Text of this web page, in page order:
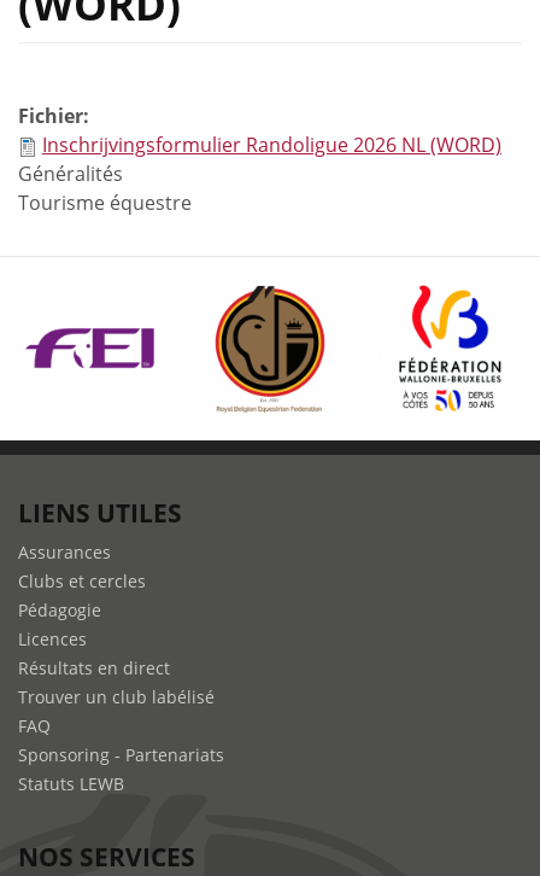
Fichier:
Inschrijvingsformulier Randoligue 2026 NL (WORD)
Généralités
Tourisme équestre
LIENS UTILES
Assurances
Clubs et cercles
Pédagogie
Licences
Résultats en direct
Trouver un club labélisé
FAQ
Sponsoring - Partenariats
Statuts LEWB
NOS SERVICES